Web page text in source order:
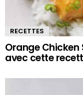
RECETTES
Orange Chicken
avec cette